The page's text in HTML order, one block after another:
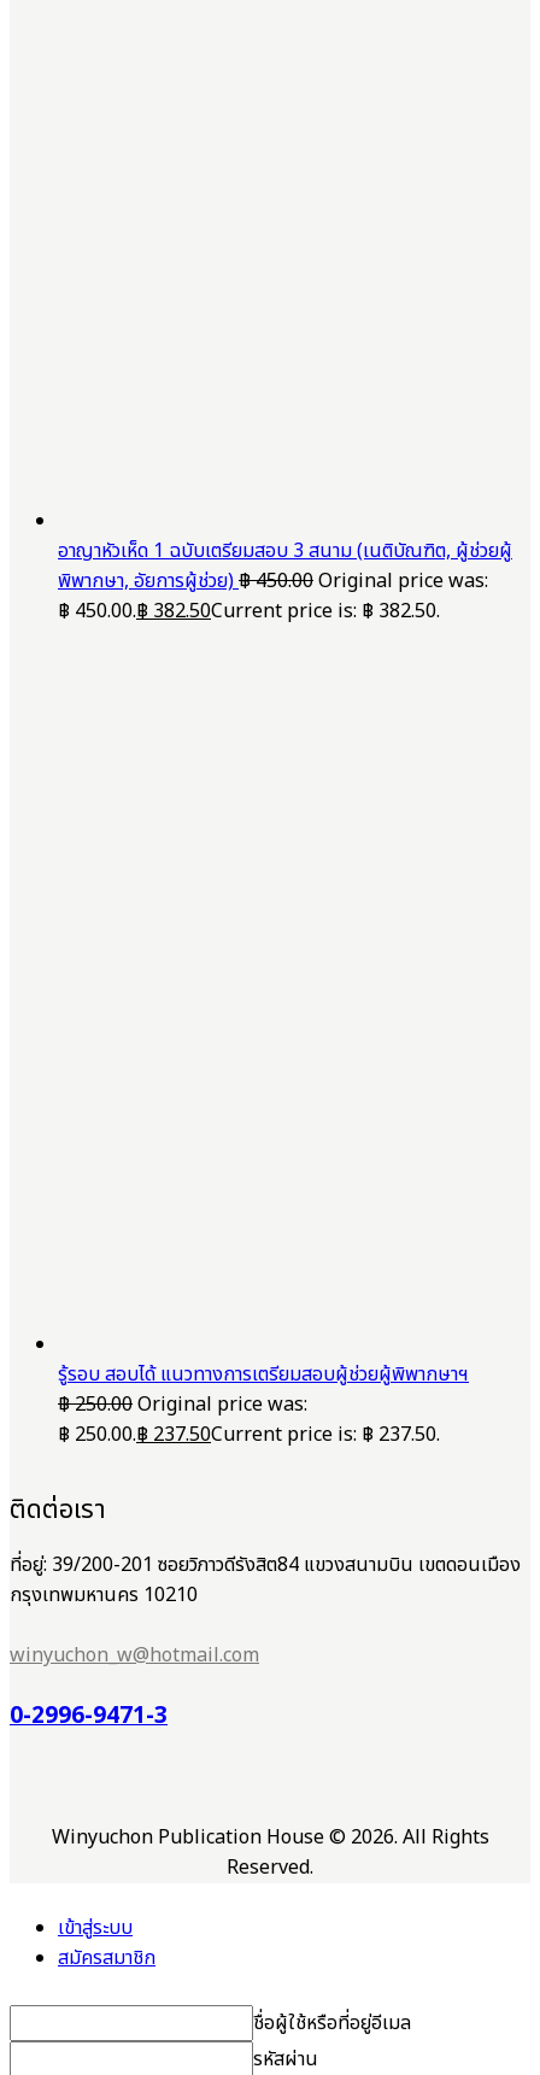
อาญาหัวเห็ด 1 ฉบับเตรียมสอบ 3 สนาม (เนติบัณฑิต, ผู้ช่วยผู้
พิพากษา, อัยการผู้ช่วย)฿450.00Original price was:
฿ 450.00.฿382.50Current price is: ฿ 382.50.
รู้รอบ สอบได้ แนวทางการเตรียมสอบผู้ช่วยผู้พิพากษาฯ
฿250.00Original price was:
฿ 250.00.฿237.50Current price is: ฿ 237.50.
ติดต่อเรา
ที่อยู่: 39/200-201 ซอยวิภาวดีรังสิต84 แขวงสนามบิน เขตดอนเมือง
กรุงเทพมหานคร 10210
winyuchon_w@hotmail.com
0-2996-9471-3
Winyuchon Publication House © 2026. All Rights
Reserved.
เข้าสู่ระบบ
สมัครสมาชิก
ชื่อผู้ใช้หรือที่อยู่อีเมล
รหัสผ่าน